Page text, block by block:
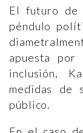
El futuro de
péndulo
apuesta
inclusión,
medidas de
público.